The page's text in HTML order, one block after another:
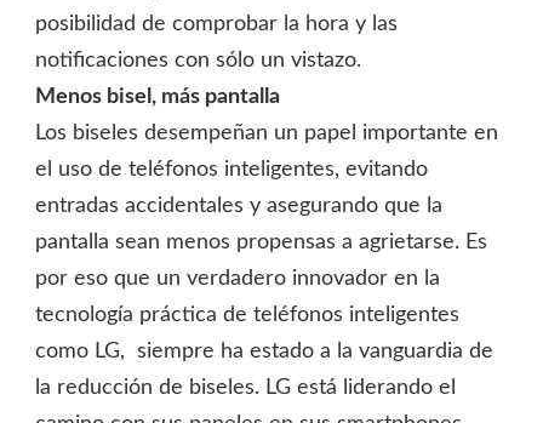
posibilidad de comprobar la hora y las
notificaciones con sólo un vistazo.
Menos bisel, más pantalla
Los biseles desempeñan un papel importante en
el uso de teléfonos inteligentes, evitando
entradas accidentales y asegurando que la
pantalla sean menos propensas a agrietarse. Es
por eso que un verdadero innovador en la
tecnología práctica de teléfonos inteligentes
como LG, siempre ha estado a la vanguardia de
la reducción de biseles. LG está liderando el